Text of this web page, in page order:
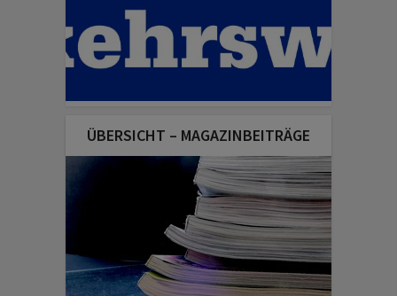
ÜBERSICHT – MAGAZINBEITRÄGE